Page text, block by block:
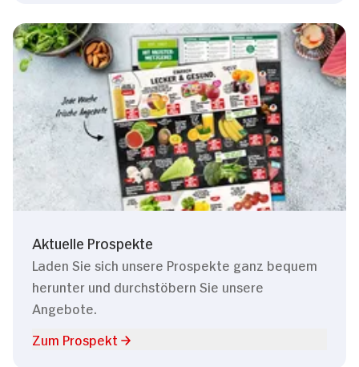
Aktuelle Prospekte
Laden Sie sich unsere Prospekte ganz bequem
herunter und durchstöbern Sie unsere
Angebote.
Zum Prospekt